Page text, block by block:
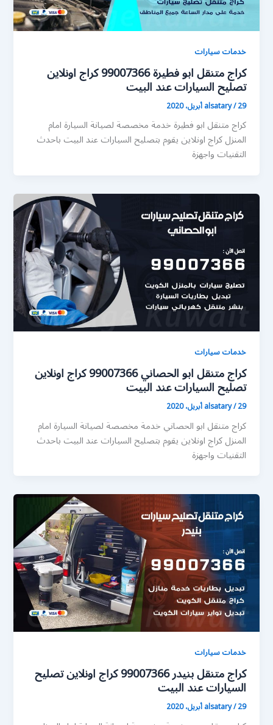
خدمات سيارات
كراج متنقل ابو فطيرة 99007366 كراج اونلاين
تصليح السيارات عند البيت
alsatary/29 أبريل، 2020
كراج متنقل ابو فطيرة خدمة مخصصة لصيانة السيارة امام
المنزل كراج اونلاين يقوم بتصليح السيارات عند البيت باحدث
التقنيات واجهزة
خدمات سيارات
كراج متنقل ابو الحصاني 99007366 كراج اونلاين
تصليح السيارات عند البيت
alsatary/29 أبريل، 2020
كراج متنقل ابو الحصاني خدمة مخصصة لصيانة السيارة امام
المنزل كراج اونلاين يقوم بتصليح السيارات عند البيت باحدث
التقنيات واجهزة
خدمات سيارات
كراج متنقل بنيدر 99007366 كراج اونلاين تصليح
السيارات عند البيت
alsatary/29 أبريل، 2020